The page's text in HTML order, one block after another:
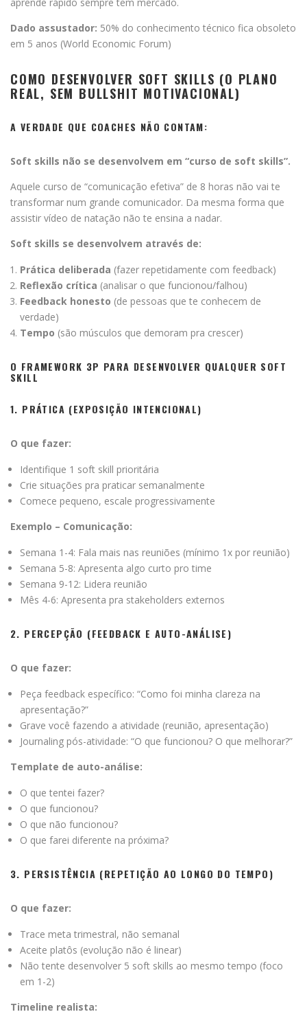
Dado assustador: 50% do conhecimento técnico fica obsoleto
em 5 anos (World Economic Forum)
COMO DESENVOLVER SOFT SKILLS (O PLANO
REAL, SEM BULLSHIT MOTIVACIONAL)
A VERDADE QUE COACHES NÃO CONTAM:
Soft skills não se desenvolvem em “curso de soft skills”.
Aquele curso de “comunicação efetiva” de 8 horas não vai te
transformar num grande comunicador. Da mesma forma que
assistir vídeo de natação não te ensina a nadar.
Soft skills se desenvolvem através de:
Prática deliberada (fazer repetidamente com feedback)
Reflexão crítica (analisar o que funcionou/falhou)
Feedback honesto (de pessoas que te conhecem de
verdade)
Tempo (são músculos que demoram pra crescer)
O FRAMEWORK 3P PARA DESENVOLVER QUALQUER SOFT
SKILL
1. PRÁTICA (EXPOSIÇÃO INTENCIONAL)
O que fazer:
Identifique 1 soft skill prioritária
Crie situações pra praticar semanalmente
Comece pequeno, escale progressivamente
Exemplo – Comunicação:
Semana 1-4: Fala mais nas reuniões (mínimo 1x por reunião)
Semana 5-8: Apresenta algo curto pro time
Semana 9-12: Lidera reunião
Mês 4-6: Apresenta pra stakeholders externos
2. PERCEPÇÃO (FEEDBACK E AUTO-ANÁLISE)
O que fazer:
Peça feedback específico: “Como foi minha clareza na
apresentação?”
Grave você fazendo a atividade (reunião, apresentação)
Journaling pós-atividade: “O que funcionou? O que melhorar?”
Template de auto-análise:
O que tentei fazer?
O que funcionou?
O que não funcionou?
O que farei diferente na próxima?
3. PERSISTÊNCIA (REPETIÇÃO AO LONGO DO TEMPO)
O que fazer:
Trace meta trimestral, não semanal
Aceite platôs (evolução não é linear)
Não tente desenvolver 5 soft skills ao mesmo tempo (foco
em 1-2)
Timeline realista: